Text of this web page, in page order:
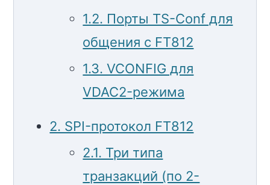
1.2. Порты TS-Conf для
общения с FT812
1.3. VCONFIG для
VDAC2-режима
2. SPI-протокол FT812
2.1. Три типа
транзакций (по 2-